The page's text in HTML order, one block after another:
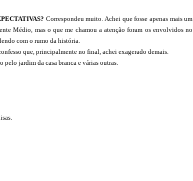
Correspondeu muito. Achei que fosse apenas mais um
Médio, mas o que me chamou a atenção foram os envolvidos no
com o rumo da história.
que, principalmente no final, achei exagerado demais.
pelo jardim da casa branca e várias outras.